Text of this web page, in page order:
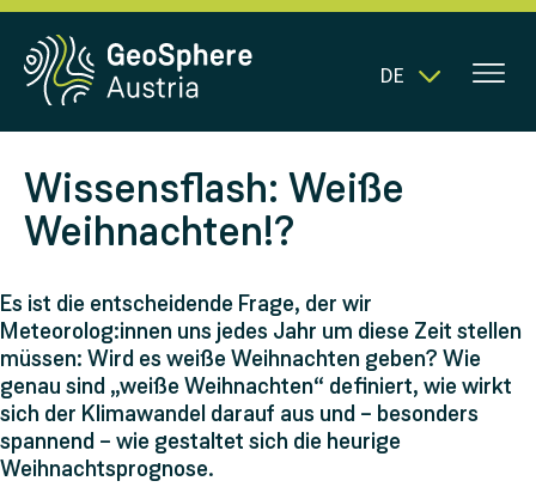
DE
Wissensflash: Weiße
Weihnachten!?
Es ist die entscheidende Frage, der wir
Meteorolog:innen uns jedes Jahr um diese Zeit stellen
müssen: Wird es weiße Weihnachten geben? Wie
genau sind „weiße Weihnachten“ definiert, wie wirkt
sich der Klimawandel darauf aus und – besonders
spannend – wie gestaltet sich die heurige
Weihnachtsprognose.